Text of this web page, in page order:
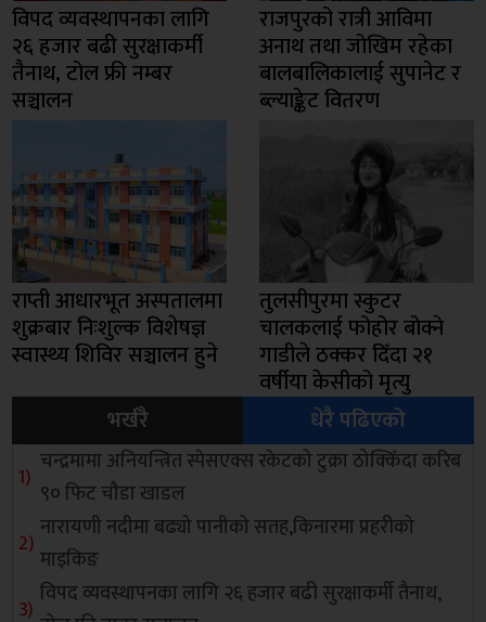
विपद व्यवस्थापनका लागि
२६ हजार बढी सुरक्षाकर्मी
तैनाथ, टोल फ्री नम्बर
सञ्चालन
राजपुरको रात्री आविमा
अनाथ तथा जोखिम रहेका
बालबालिकालाई सुपानेट र
ब्ल्याङ्केट वितरण
राप्ती आधारभूत अस्पतालमा
शुक्रबार निःशुल्क विशेषज्ञ
स्वास्थ्य शिविर सञ्चालन हुने
तुलसीपुरमा स्कुटर
चालकलाई फोहोर बोक्ने
गाडीले ठक्कर दिँदा २१
वर्षीया केसीको मृत्यु
भर्खरै
धेरै पढिएको
चन्द्रमामा अनियन्त्रित स्पेसएक्स रकेटको टुक्रा ठोक्किँदा करिब
९० फिट चौडा खाडल
नारायणी नदीमा बढ्यो पानीको सतह,किनारमा प्रहरीको
माइकिङ
विपद व्यवस्थापनका लागि २६ हजार बढी सुरक्षाकर्मी तैनाथ,